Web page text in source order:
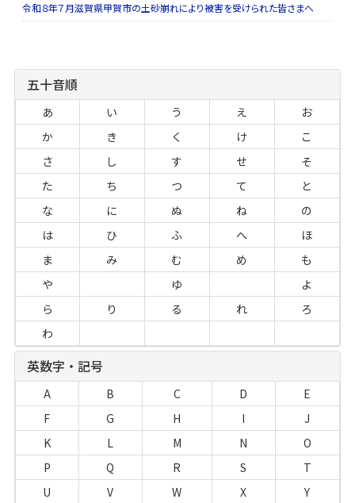
令和８年７月滋賀県甲賀市の土砂崩れにより被害を受けられた皆さまへ
五十音順
あ い う え
お
か
き く け
こ
さ
し す せ
そ
た
ち つ て
と
な
に ぬ ね
の
は
ひ ふ へ
ほ
ま
み む め
も
や
ゆ
よ
ら
り る れ
ろ
わ
英数字・記号
A B C D
E
F
G H I
J
K
L M N
O
P
Q R S
T
U
V W X
Y